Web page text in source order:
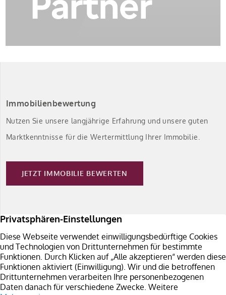
Immobilienbewertung
Nutzen Sie unsere langjährige Erfahrung und unsere guten
Marktkenntnisse für die Wertermittlung Ihrer Immobilie.
JETZT IMMOBILIE BEWERTEN
Immobilie verkaufen
Sie planen den Verkauf Ihrer Immobilie in Südbaden?
Überzeugen Sie sich von unseren Leistungen.